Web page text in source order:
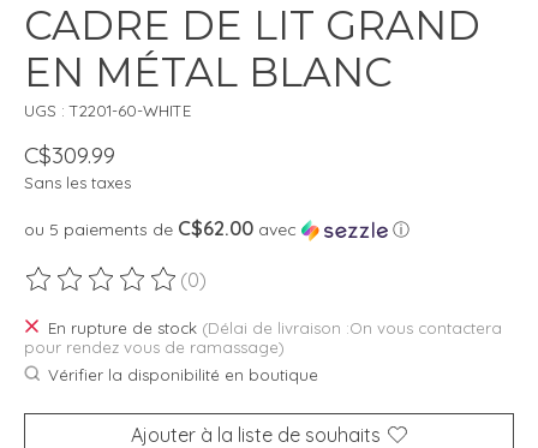
CADRE DE LIT GRAND
EN MÉTAL BLANC
UGS : T2201-60-WHITE
C$309.99
Sans les taxes
ou 5 paiements de C$62.00 avec ⓘ
Ce produit est évalué à
(0)
En rupture de stock (Délai de livraison :On vous contactera
pour rendez vous de ramassage)
Vérifier la disponibilité en boutique
Ajouter à la liste de souhaits